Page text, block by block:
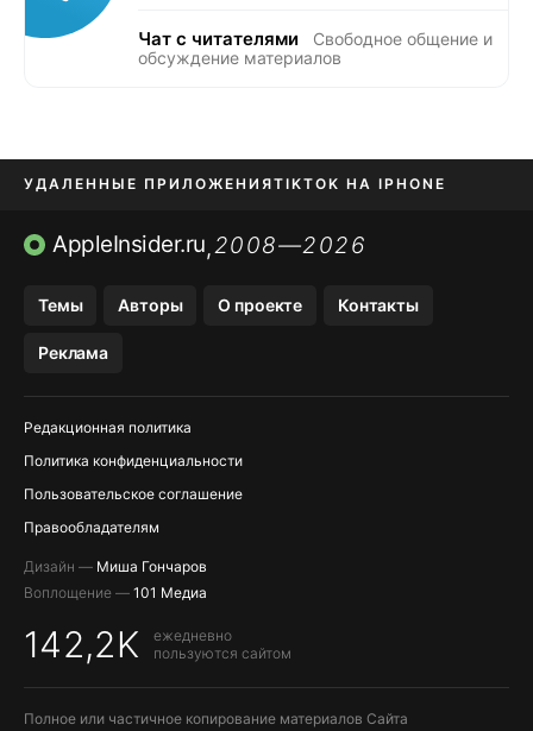
Чат с читателями
Свободное общение и
обсуждение материалов
УДАЛЕННЫЕ ПРИЛОЖЕНИЯTIKTOK НА IPHONE
ПРИЛОЖЕНИЯ БЕЗ APP STORE
AppleInsider.ru,2008—2026
Темы Авторы О проекте Контакты
Реклама
Редакционная политика
Политика конфиденциальности
Пользовательское соглашение
Правообладателям
Дизайн — Миша Гончаров
Воплощение — 101 Медиа
142,2K
ежедневно
пользуются сайтом
Полное или частичное копирование материалов Сайта